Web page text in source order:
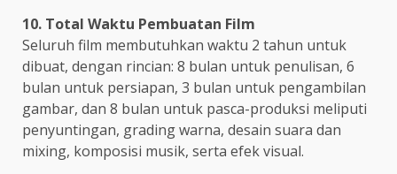
10. Total Waktu Pembuatan Film
Seluruh film membutuhkan waktu 2 tahun untuk
dibuat, dengan rincian: 8 bulan untuk penulisan, 6
bulan untuk persiapan, 3 bulan untuk pengambilan
gambar, dan 8 bulan untuk pasca-produksi meliputi
penyuntingan, grading warna, desain suara dan
mixing, komposisi musik, serta efek visual.